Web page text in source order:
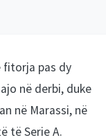
fitorja pas dy
në derbi, duke
në Marassi, në
të Serie A.